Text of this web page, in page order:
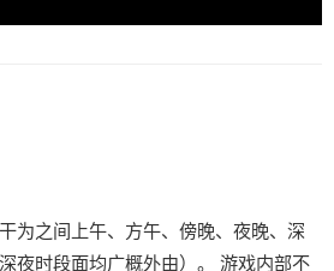
为之间上午、方午、傍晚、夜晚、深
夜时段面均广概外由）。
游戏内部不